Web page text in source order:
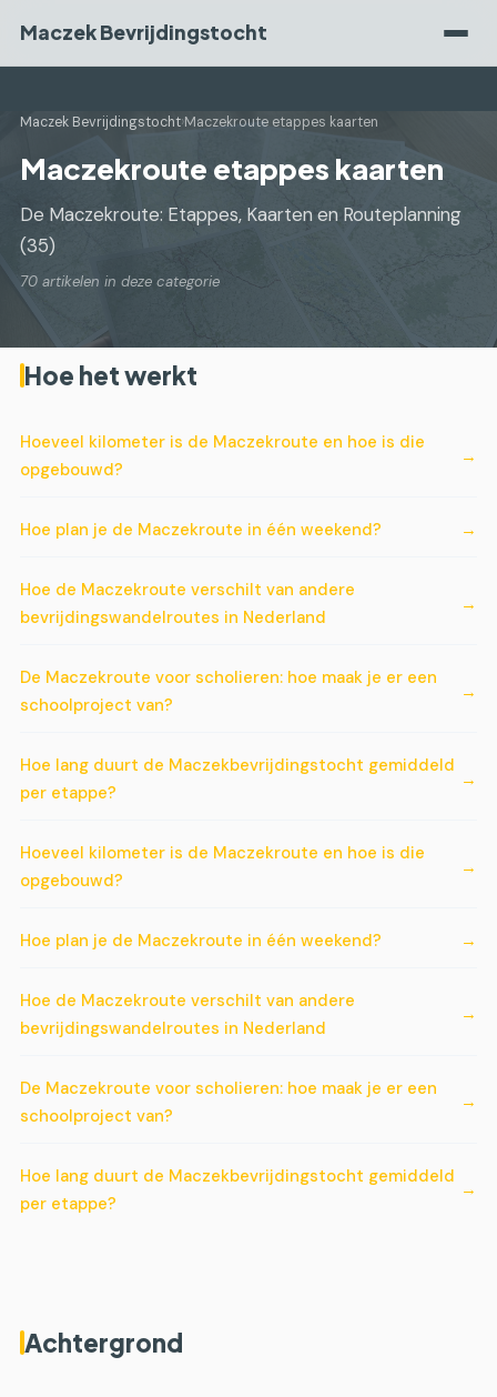
Maczek Bevrijdingstocht
Maczek Bevrijdingstocht›Maczekroute etappes kaarten
Maczekroute etappes kaarten
De Maczekroute: Etappes, Kaarten en Routeplanning
(35)
70 artikelen in deze categorie
Hoe het werkt
Hoeveel kilometer is de Maczekroute en hoe is die
opgebouwd?
Hoe plan je de Maczekroute in één weekend?
Hoe de Maczekroute verschilt van andere
bevrijdingswandelroutes in Nederland
De Maczekroute voor scholieren: hoe maak je er een
schoolproject van?
Hoe lang duurt de Maczekbevrijdingstocht gemiddeld
per etappe?
Hoeveel kilometer is de Maczekroute en hoe is die
opgebouwd?
Hoe plan je de Maczekroute in één weekend?
Hoe de Maczekroute verschilt van andere
bevrijdingswandelroutes in Nederland
De Maczekroute voor scholieren: hoe maak je er een
schoolproject van?
Hoe lang duurt de Maczekbevrijdingstocht gemiddeld
per etappe?
Achtergrond